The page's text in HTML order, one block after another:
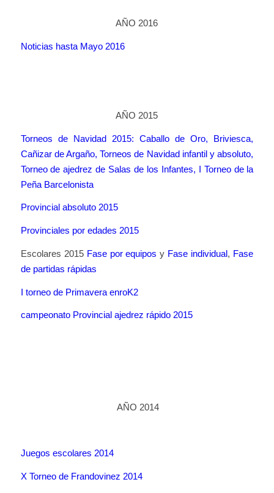
AÑO 2016
Noticias hasta Mayo 2016
AÑO 2015
Torneos de Navidad 2015: Caballo de Oro, Briviesca,
Cañizar de Argaño, Torneos de Navidad infantil y absoluto,
Torneo de ajedrez de Salas de los Infantes, I Torneo de la
Peña Barcelonista
Provincial absoluto 2015
Provinciales por edades 2015
Escolares 2015 Fase por equipos y Fase individual, Fase
de partidas rápidas
I torneo de Primavera enroK2
campeonato Provincial ajedrez rápido 2015
AÑO 2014
Juegos escolares 2014
X Torneo de Frandovinez 2014